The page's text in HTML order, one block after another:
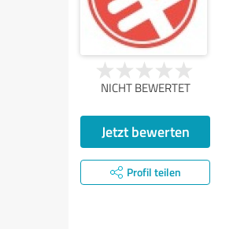
NICHT BEWERTET
Jetzt bewerten
Profil teilen